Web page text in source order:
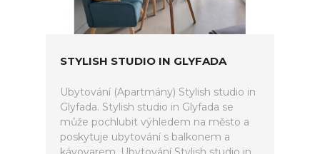
STYLISH STUDIO IN GLYFADA
Ubytování (Apartmány) Stylish studio in
Glyfada. Stylish studio in Glyfada se
může pochlubit výhledem na město a
poskytuje ubytování s balkonem a